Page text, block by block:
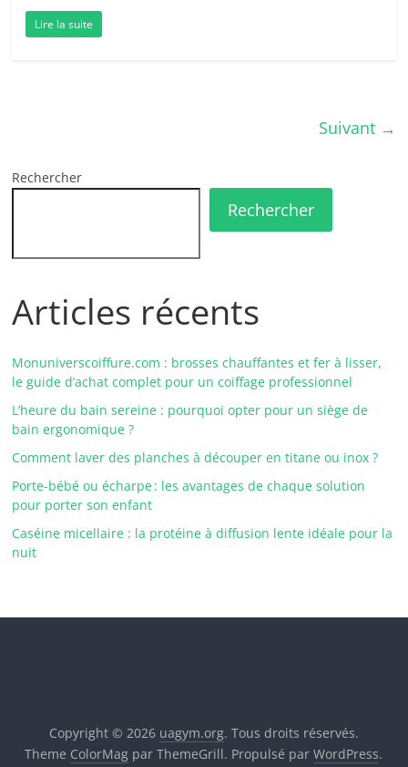
Lire la suite
Suivant →
Rechercher
Rechercher
Articles récents
Monuniverscoiffure.com : brosses chauffantes et fer à lisser,
le guide d’achat complet pour un coiffage professionnel
L’heure du bain sereine : pourquoi opter pour un siège de
bain ergonomique ?
Comment laver des planches à découper en titane ou inox ?
Porte-bébé ou écharpe : les avantages de chaque solution
pour porter son enfant
Caséine micellaire : la protéine à diffusion lente idéale pour la
nuit
Copyright © 2026 uagym.org. Tous droits réservés.
Theme ColorMag par ThemeGrill. Propulsé parWordPress.